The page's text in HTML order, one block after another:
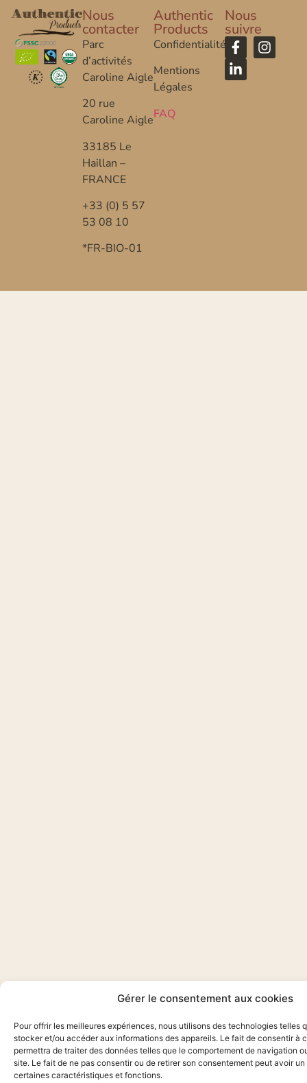
Gérer le consentement aux cookies
Pour offrir les meilleures expériences, nous utilisons des technologies telles
stocker et/ou accéder aux informations des appareils. Le fait de consentir à
permettra de traiter des données telles que le comportement de navigation
site. Le fait de ne pas consentir ou de retirer son consentement peut avoir
certaines caractéristiques et fonctions.
Nous
contacter
Parc
d’activités
Caroline Aigle
20 rue
Caroline Aigle
33185 Le
Haillan –
FRANCE
+33 (0) 5 57
53 08 10
*FR-BIO-01
Authentic
Products
Confidentialité
Mentions
Légales
FAQ
Nous
suivre